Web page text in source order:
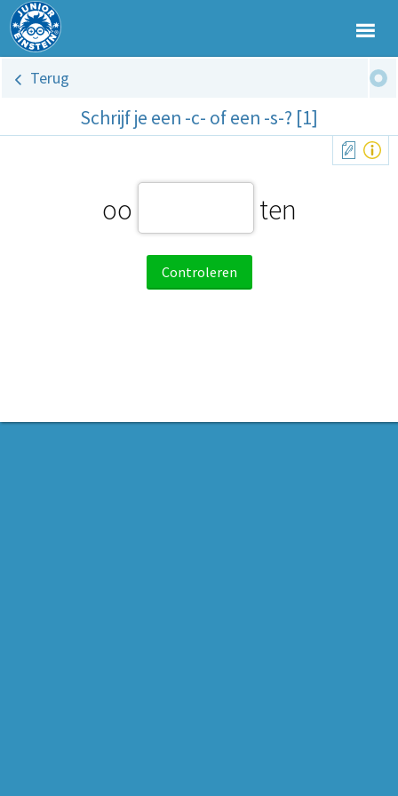
Terug
Schrijf je een -c- of een -s-? [1]
oo ten